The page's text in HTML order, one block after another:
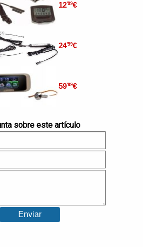
12'99€
24'99€
59'99€
sobre este artículo